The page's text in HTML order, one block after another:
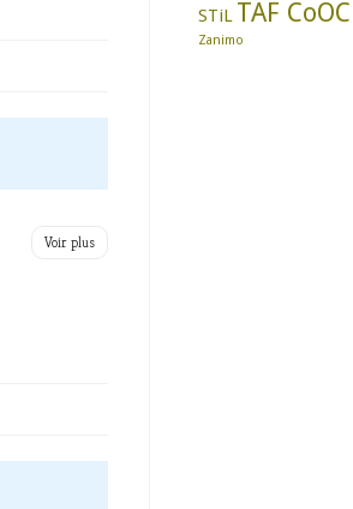
Voir plus
STiL TAF CoOC
Zanimo